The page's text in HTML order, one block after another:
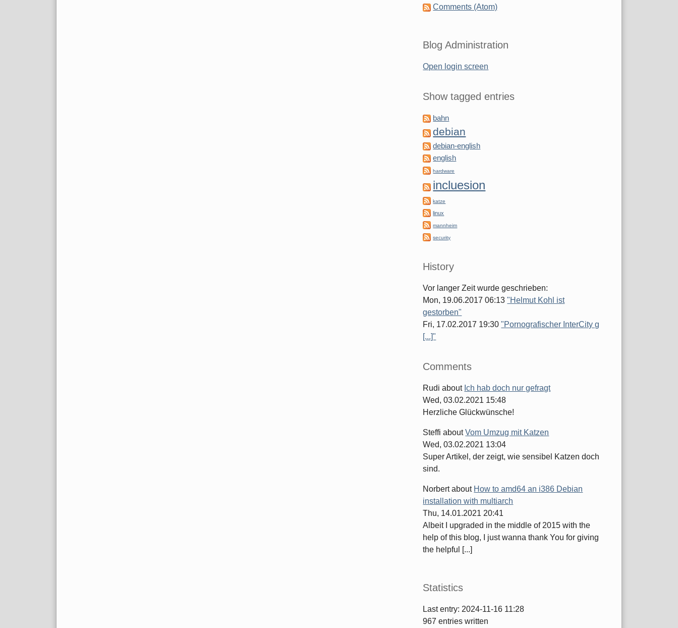
Comments (Atom)
Blog Administration
Open login screen
Show tagged entries
bahn
debian
debian-english
english
hardware
incluesion
katze
linux
mannheim
security
History
Vor langer Zeit wurde geschrieben:
Mon, 19.06.2017 06:13"Helmut Kohl ist
gestorben"
Fri, 17.02.2017 19:30"Pornografischer InterCity g
[...]"
Comments
Rudi about Ich hab doch nur gefragt
Wed, 03.02.2021 15:48
Herzliche Glückwünsche!
Steffi aboutVom Umzug mit Katzen
Wed, 03.02.2021 13:04
Super Artikel, der zeigt, wie sensibel Katzen doch
sind.
Norbertabout How to amd64 an i386 Debian
installation with multiarch
Thu, 14.01.2021 20:41
Albeit I upgraded in the middle of 2015 with the
help of this blog, I just wanna thank You for giving
the helpful [...]
Statistics
Last entry: 2024-11-16 11:28
967 entries written